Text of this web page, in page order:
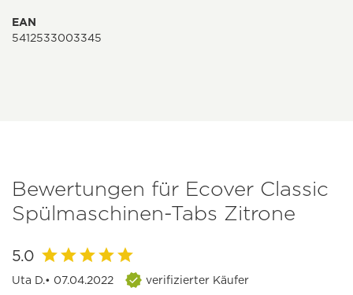
EAN
5412533003345
Bewertungen für Ecover Classic
Spülmaschinen-Tabs Zitrone
5.0
Uta D.• 07.04.2022 verifizierter Käufer